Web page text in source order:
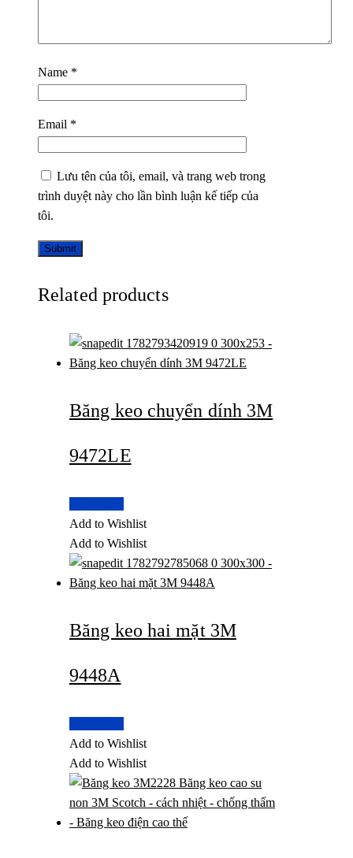
Name *
Email *
Lưu tên của tôi, email, và trang web trong
trình duyệt này cho lần bình luận kế tiếp của
tôi.
Related products
Băng keo chuyển dính 3M
9472LE
Add to Wishlist
Add to Wishlist
Băng keo hai mặt 3M
9448A
Add to Wishlist
Add to Wishlist